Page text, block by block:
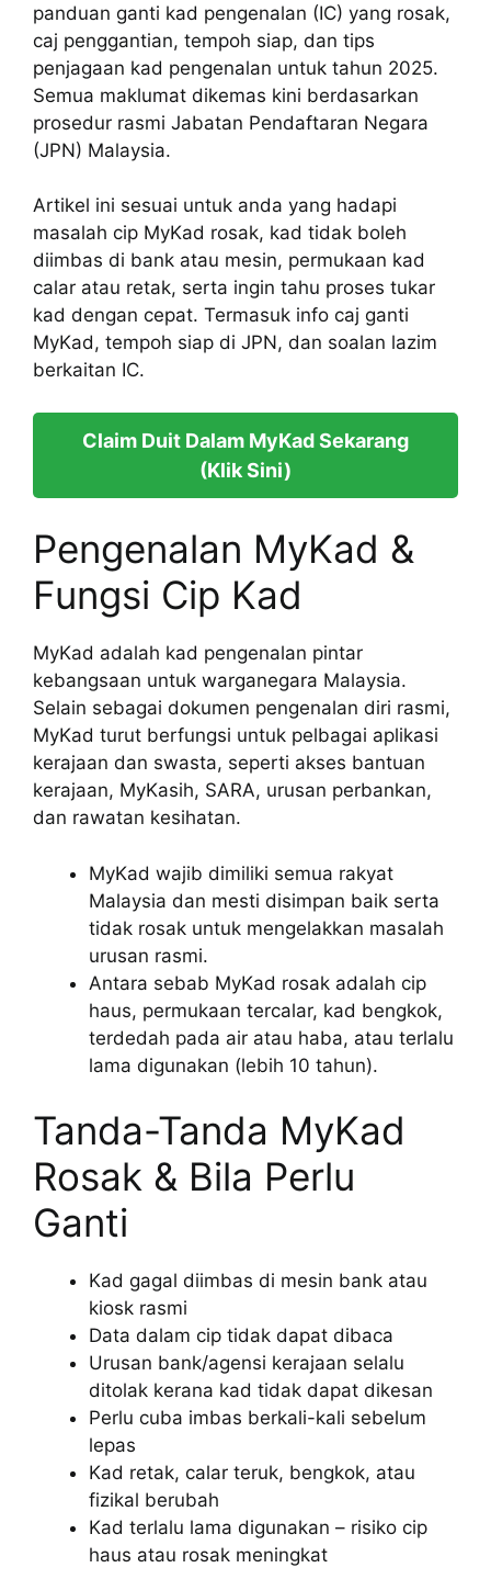
panduan ganti kad pengenalan (IC) yang rosak,
caj penggantian, tempoh siap, dan tips
penjagaan kad pengenalan untuk tahun 2025.
Semua maklumat dikemas kini berdasarkan
prosedur rasmi Jabatan Pendaftaran Negara
(JPN) Malaysia.
Artikel ini sesuai untuk anda yang hadapi
masalah cip MyKad rosak, kad tidak boleh
diimbas di bank atau mesin, permukaan kad
calar atau retak, serta ingin tahu proses tukar
kad dengan cepat. Termasuk info caj ganti
MyKad, tempoh siap di JPN, dan soalan lazim
berkaitan IC.
Claim Duit Dalam MyKad Sekarang
(Klik Sini)
Pengenalan MyKad &
Fungsi Cip Kad
MyKad adalah kad pengenalan pintar
kebangsaan untuk warganegara Malaysia.
Selain sebagai dokumen pengenalan diri rasmi,
MyKad turut berfungsi untuk pelbagai aplikasi
kerajaan dan swasta, seperti akses bantuan
kerajaan, MyKasih, SARA, urusan perbankan,
dan rawatan kesihatan.
MyKad wajib dimiliki semua rakyat
Malaysia dan mesti disimpan baik serta
tidak rosak untuk mengelakkan masalah
urusan rasmi.
Antara sebab MyKad rosak adalah cip
haus, permukaan tercalar, kad bengkok,
terdedah pada air atau haba, atau terlalu
lama digunakan (lebih 10 tahun).
Tanda-Tanda MyKad
Rosak & Bila Perlu
Ganti
Kad gagal diimbas di mesin bank atau
kiosk rasmi
Data dalam cip tidak dapat dibaca
Urusan bank/agensi kerajaan selalu
ditolak kerana kad tidak dapat dikesan
Perlu cuba imbas berkali-kali sebelum
lepas
Kad retak, calar teruk, bengkok, atau
fizikal berubah
Kad terlalu lama digunakan – risiko cip
haus atau rosak meningkat